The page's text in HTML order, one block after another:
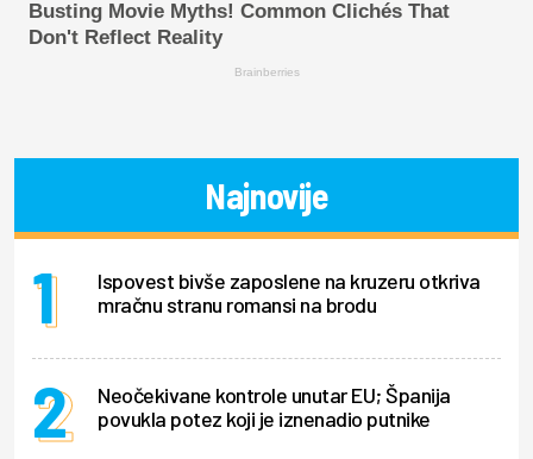
Busting Movie Myths! Common Clichés That
Don't Reflect Reality
Brainberries
Najnovije
Ispovest bivše zaposlene na kruzeru otkriva
mračnu stranu romansi na brodu
Neočekivane kontrole unutar EU; Španija
povukla potez koji je iznenadio putnike